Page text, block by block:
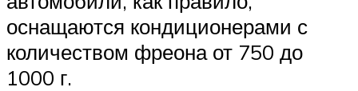
оснащаются кондиционерами с
количеством фреона от 750 до
1000 г.